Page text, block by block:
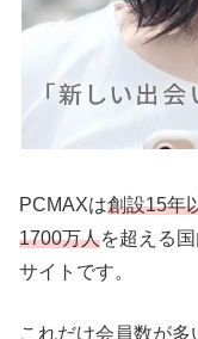
PCMAXは創設15年
1700万人を超える
サイトです。
これだけ会員数が